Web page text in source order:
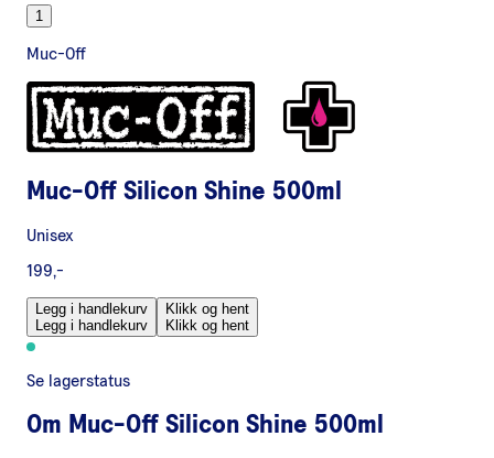
1
Muc-Off
Muc-Off Silicon Shine 500ml
Unisex
199,-
Legg i handlekurv
Legg i handlekurv
Klikk og hent
Klikk og hent
Se lagerstatus
Om Muc-Off Silicon Shine 500ml